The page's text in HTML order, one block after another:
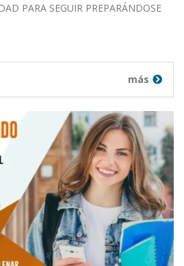
PARA SEGUIR PREPARÁNDOSE
más